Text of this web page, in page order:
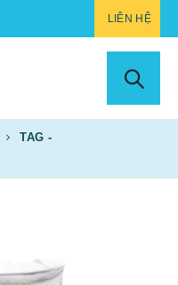
LIÊN HỆ
TAG -